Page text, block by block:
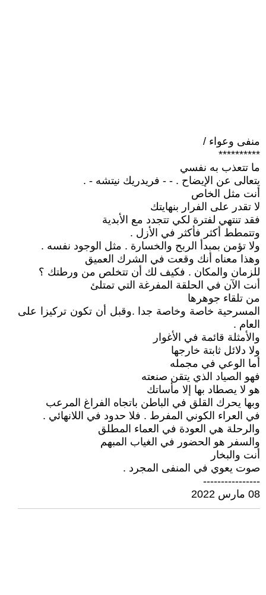
منفى وعواء /
**********
ما تتعذب به نفسي
يتعالى عن الإيضاح . - - فريدريك نيتشه - .
أنت مثل الخاص
لا تقدر على الفرار بنهايتك
فقد تنتهي لفترة لكي تتجدد مع الأبدية
وتتمطط أكثر فأكثر في الأزل .
ولا تؤمن بمبدأ الربح والخسارة . مثل الوجود نفسه .
وهذا معناه أنك وقعت في الشرك العميق
للزمان والمكان . فكيف لك أن تتخلص من ورطتك ؟
أنت الآن في الحلقة المفرغة التي تمتلئ
من تلقاء جوهرها
المسرحية خاصة وخاصة جدا .وقبل أن تكون تركيزا على
العام .
والأمثلة قائمة في الأغوار
ولا دلائل ثابتة خارجها
أما الوعي في مجمله
فهو الصياد الذي يتقن صنعته
هو لا يصطاد بها إلا مأساتك
وبها يحرك القلق في الباطن باتجاه الفراغ المرعب
في العراء الكوني المفرط . فلا حدود في اللانهائي .
والرحلة هي العودة في العماء المطلق
والسفر هو الحضور في الغياب المبهم
أنت والبخار
صوت يعوي في المنفى المجرد .
----------------
08 مارس 2022